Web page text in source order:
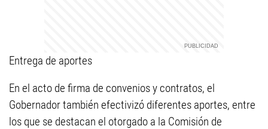
Entrega de aportes
En el acto de firma de convenios y contratos, el
Gobernador también efectivizó diferentes aportes, entre
los que se destacan el otorgado a la Comisión de